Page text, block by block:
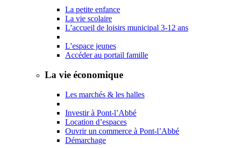
La petite enfance
La vie scolaire
L’accueil de loisirs municipal 3-12 ans
L’espace jeunes
Accéder au portail famille
La vie économique
Les marchés & les halles
Investir à Pont-l’Abbé
Location d’espaces
Ouvrir un commerce à Pont-l’Abbé
Démarchage